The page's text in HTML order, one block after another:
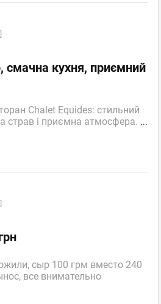
смачна кухня, приємний
Chalet Equides: стильний
страв і приємна атмосфера. ...
сыр 100 грм вместо 240
все внимательно